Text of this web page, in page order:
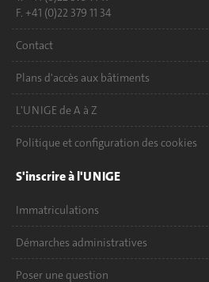
F. +41 (0)22 379 11 34
Contact
Plans d'accès aux bâtiments
L'UNIGE de A à Z
Politique et configuration des cookies
S'inscrire à l'UNIGE
Immatriculations
Démarches administratives
Poser une question